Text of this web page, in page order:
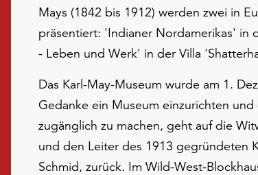
Mays (1842 bis 1912) werden zwei in
präsentiert: 'Indianer Nordamerikas' in
- Leben und Werk' in der Villa
Das Karl-May-Museum wurde am 1.
Gedanke ein Museum einzurichten
zugänglich zu machen, geht auf die
und den Leiter des 1913 gegründeten
Schmid, zurück. Im Wild-West-